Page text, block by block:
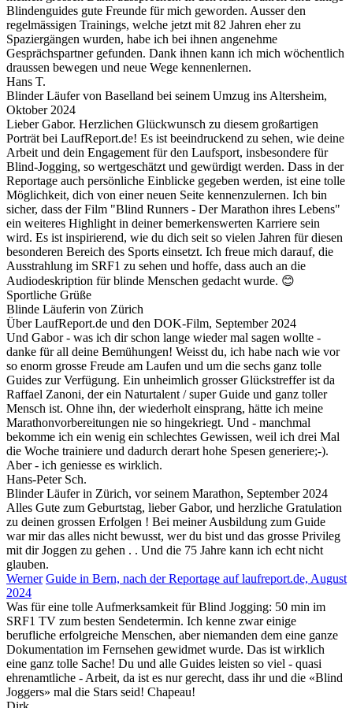
Blindenguides gute Freunde für mich geworden. Ausser den
regelmässigen Trainings, welche jetzt mit 82 Jahren eher zu
Spaziergängen wurden, habe ich bei ihnen angenehme
Gesprächspartner gefunden. Dank ihnen kann ich mich wöchentlich
draussen bewegen und neue Wege kennenlernen.
Hans T.
Blinder Läufer von Baselland bei seinem Umzug ins Altersheim,
Oktober 2024
Lieber Gabor. Herzlichen Glückwunsch zu diesem großartigen
Porträt bei LaufReport.de! Es ist beeindruckend zu sehen, wie deine
Arbeit und dein Engagement für den Laufsport, insbesondere für
Blind-Jogging, so wertgeschätzt und gewürdigt werden. Dass in der
Reportage auch persönliche Einblicke gegeben werden, ist eine tolle
Möglichkeit, dich von einer neuen Seite kennenzulernen. Ich bin
sicher, dass der Film "Blind Runners - Der Marathon ihres Lebens"
ein weiteres Highlight in deiner bemerkenswerten Karriere sein
wird. Es ist inspirierend, wie du dich seit so vielen Jahren für diesen
besonderen Bereich des Sports einsetzt. Ich freue mich darauf, die
Ausstrahlung im SRF1 zu sehen und hoffe, dass auch an die
Audiodeskription für blinde Menschen gedacht wurde. 😊
Sportliche Grüße
Blinde Läuferin von Zürich
Über LaufReport.de und den DOK-Film, September 2024
Und Gabor - was ich dir schon lange wieder mal sagen wollte -
danke für all deine Bemühungen! Weisst du, ich habe nach wie vor
so enorm grosse Freude am Laufen und um die sechs ganz tolle
Guides zur Verfügung. Ein unheimlich grosser Glückstreffer ist da
Raffael Zanoni, der ein Naturtalent / super Guide und ganz toller
Mensch ist. Ohne ihn, der wiederholt einsprang, hätte ich meine
Marathonvorbereitungen nie so hingekriegt. Und - manchmal
bekomme ich ein wenig ein schlechtes Gewissen, weil ich drei Mal
die Woche trainiere und dadurch derart hohe Spesen generiere;-).
Aber - ich geniesse es wirklich.
Hans-Peter Sch.
Blinder Läufer in Zürich, vor seinem Marathon, September 2024
Alles Gute zum Geburtstag, lieber Gabor, und herzliche Gratulation
zu deinen grossen Erfolgen ! Bei meiner Ausbildung zum Guide
war mir das alles nicht bewusst, wer du bist und das grosse Privileg
mit dir Joggen zu gehen . . Und die 75 Jahre kann ich echt nicht
glauben.
Werner Guide in Bern, nach der Reportage auf laufreport.de, August
2024
Was für eine tolle Aufmerksamkeit für Blind Jogging: 50 min im
SRF1 TV zum besten Sendetermin. Ich kenne zwar einige
berufliche erfolgreiche Menschen, aber niemanden dem eine ganze
Dokumentation im Fernsehen gewidmet wurde. Das ist wirklich
eine ganz tolle Sache! Du und alle Guides leisten so viel - quasi
ehrenamtliche - Arbeit, da ist es nur gerecht, dass ihr und die «Blind
Joggers» mal die Stars seid! Chapeau!